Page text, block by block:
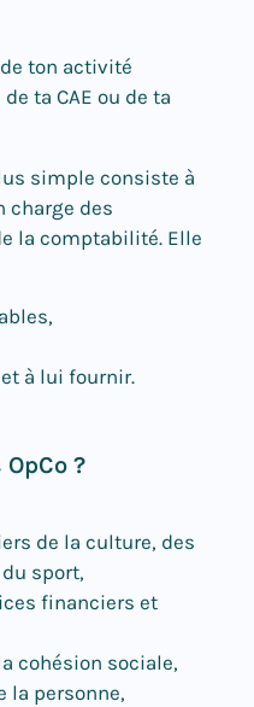
ton activité
ta CAE ou de ta
simple consiste à
charge des
la comptabilité. Elle
à lui fournir.
?
de la culture, des
sport,
financiers et
cohésion sociale,
la personne,